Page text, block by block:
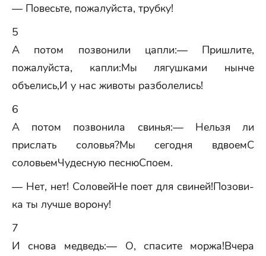
— Повесьте, пожалуйста, трубку!
5
А потом позвонили цапли:— Пришлите,
пожалуйста, капли:Мы лягушками нынче
объелись,И у нас животы разболелись!
6
А потом позвонила свинья:— Нельзя ли
прислать соловья?Мы сегодня вдвоемС
соловьемЧудесную песнюСпоем.
— Нет, нет! СоловейНе поет для свиней!Позови-
ка ты лучше ворону!
7
И снова медведь:— О, спасите моржа!Вчера